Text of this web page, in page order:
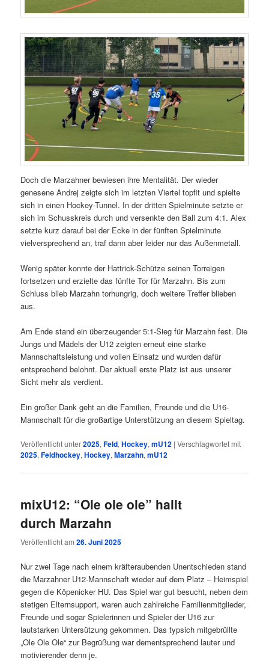
Doch die Marzahner bewiesen ihre Mentalität. Der wieder
genesene Andrej zeigte sich im letzten Viertel topfit und spielte
sich in einen Hockey-Tunnel. In der dritten Spielminute setzte er
sich im Schusskreis durch und versenkte den Ball zum 4:1. Alex
setzte kurz darauf bei der Ecke in der fünften Spielminute
vielversprechend an, traf dann aber leider nur das Außenmetall.
Wenig später konnte der Hattrick-Schütze seinen Torreigen
fortsetzen und erzielte das fünfte Tor für Marzahn. Bis zum
Schluss blieb Marzahn torhungrig, doch weitere Treffer blieben
aus.
Am Ende stand ein überzeugender 5:1-Sieg für Marzahn fest. Die
Jungs und Mädels der U12 zeigten erneut eine starke
Mannschaftsleistung und vollen Einsatz und wurden dafür
entsprechend belohnt. Der aktuell erste Platz ist aus unserer
Sicht mehr als verdient.
Ein großer Dank geht an die Familien, Freunde und die U16-
Mannschaft für die großartige Unterstützung an diesem Spieltag.
Veröffentlicht unter2025,Feld,Hockey,mU12 |Verschlagwortet mit
2025,Feldhockey,Hockey,Marzahn,mU12
mixU12: “Ole ole ole” hallt
durch Marzahn
Veröffentlicht am26. Juni 2025
Nur zwei Tage nach einem kräfteraubenden Unentschieden stand
die Marzahner U12-Mannschaft wieder auf dem Platz – Heimspiel
gegen die Köpenicker HU. Das Spiel war gut besucht, neben dem
stetigen Elternsupport, waren auch zahlreiche Familienmitglieder,
Freunde und sogar Spielerinnen und Spieler der U16 zur
lautstarken Untersützung gekommen. Das typsich mitgebrüllte
„Ole Ole Ole“ zur Begrüßung war dementsprechend lauter und
motivierender denn je.